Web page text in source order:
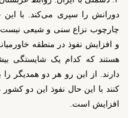
دورانش را سپری می‌کند. با این
چارچوب نزاع سنی و شیعی نیست
و افزایش نفوذ در منطقه
هستند که کدام یک شایستگی
دارند. از این رو هر دو همدیگر
کنند با این حال نفوذ این دو
افزایش است.